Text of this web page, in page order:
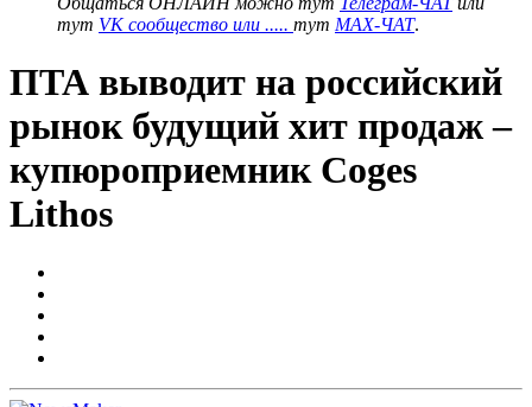
тут VK сообщество или ..... тут MAX-ЧАТ.
ПТА выводит на российский
рынок будущий хит продаж –
купюроприемник Coges
Lithos